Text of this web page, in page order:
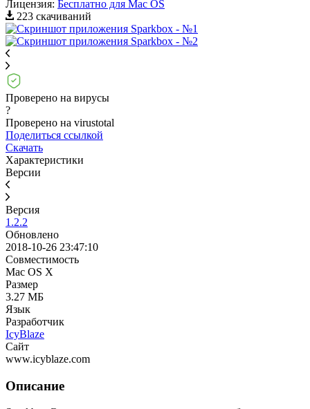
Лицензия: Бесплатно для Mac OS
223 скачиваний
Проверено на вирусы
?
Проверено на virustotal
Поделиться ссылкой
Скачать
Характеристики
Версии
Версия
1.2.2
Обновлено
2018-10-26 23:47:10
Совместимость
Mac OS X
Размер
3.27 МБ
Язык
Разработчик
IcyBlaze
Сайт
www.icyblaze.com
Описание